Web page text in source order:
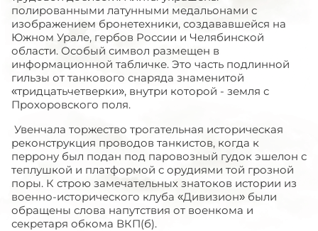
полированными латунными медальонами с
изображением бронетехники, создававшейся на
Южном Урале, гербов России и Челябинской
области. Особый символ размещен в
информационной табличке. Это часть подлинной
гильзы от танкового снаряда знаменитой
«тридцатьчетверки», внутри которой - земля с
Прохоровского поля.
Увенчала торжество трогательная историческая
реконструкция проводов танкистов, когда к
перрону был подан под паровозный гудок эшелон с
теплушкой и платформой с орудиями той грозной
поры. К строю замечательных знатоков истории из
военно-исторического клуба «Дивизион» были
обращены слова напутствия от военкома и
секретаря обкома ВКП(б).